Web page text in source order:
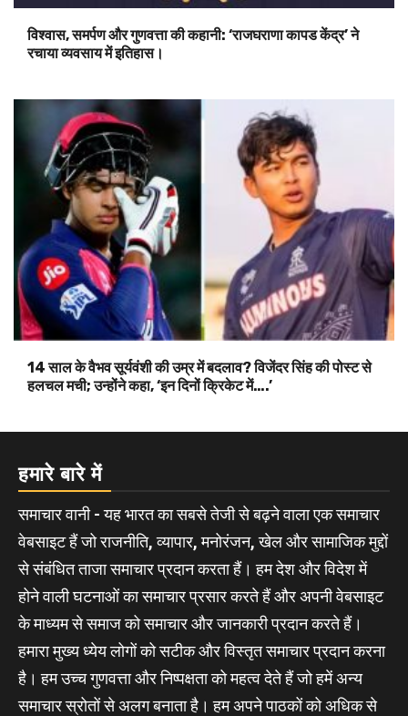
विश्वास, समर्पण और गुणवत्ता की कहानी: ‘राजघराणा कापड केंद्र’ ने
रचाया व्यवसाय में इतिहास।
14 साल के वैभव सूर्यवंशी की उम्र में बदलाव? विजेंदर सिंह की पोस्ट से
हलचल मची; उन्होंने कहा, ‘इन दिनों क्रिकेट में….’
हमारे बारे में
समाचार वानी - यह भारत का सबसे तेजी से बढ़ने वाला एक समाचार
वेबसाइट हैं जो राजनीति, व्यापार, मनोरंजन, खेल और सामाजिक मुद्दों
से संबंधित ताजा समाचार प्रदान करता हैं। हम देश और विदेश में
होने वाली घटनाओं का समाचार प्रसार करते हैं और अपनी वेबसाइट
के माध्यम से समाज को समाचार और जानकारी प्रदान करते हैं।
हमारा मुख्य ध्येय लोगों को सटीक और विस्तृत समाचार प्रदान करना
है। हम उच्च गुणवत्ता और निष्पक्षता को महत्व देते हैं जो हमें अन्य
समाचार स्रोतों से अलग बनाता है। हम अपने पाठकों को अधिक से